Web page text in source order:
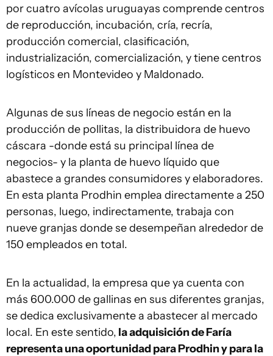
por cuatro avícolas uruguayas comprende centros
de reproducción, incubación, cría, recría,
producción comercial, clasificación,
industrialización, comercialización, y tiene centros
logísticos en Montevideo y Maldonado.
Algunas de sus líneas de negocio están en la
producción de pollitas, la distribuidora de huevo
cáscara -donde está su principal línea de
negocios- y la planta de huevo líquido que
abastece a grandes consumidores y elaboradores.
En esta planta Prodhin emplea directamente a 250
personas, luego, indirectamente, trabaja con
nueve granjas donde se desempeñan alrededor de
150 empleados en total.
En la actualidad, la empresa que ya cuenta con
más 600.000 de gallinas en sus diferentes granjas,
se dedica exclusivamente a abastecer al mercado
local. En este sentido, la adquisición de Faría
representa una oportunidad para Prodhin y para la